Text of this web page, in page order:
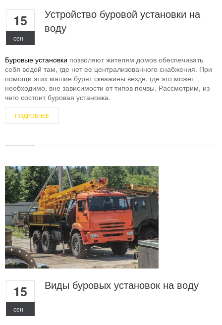
15
сен
Устройство буровой установки на
воду
Буровые установки позволяют жителям домов обеспечивать
себя водой там, где нет ее централизованного снабжения. При
помощи этих машин бурят скважины везде, где это может
необходимо, вне зависимости от типов почвы. Рассмотрим, из
чего состоит буровая установка.
ПОДРОБНЕЕ
15
сен
Виды буровых установок на воду